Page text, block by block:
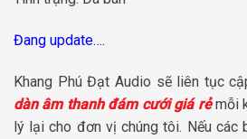
Đang update….
Khang Phú Đạt Audio sẽ liên tục
dàn âm thanh đám cưới giá rẻmỗi
lý lại cho đơn vị chúng tôi. Nếu các